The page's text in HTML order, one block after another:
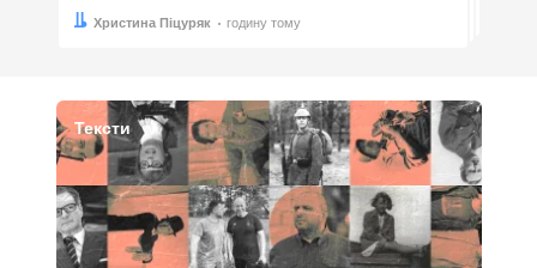
Автор:
Христина Піцуряк
Дата: годину тому
Тексти